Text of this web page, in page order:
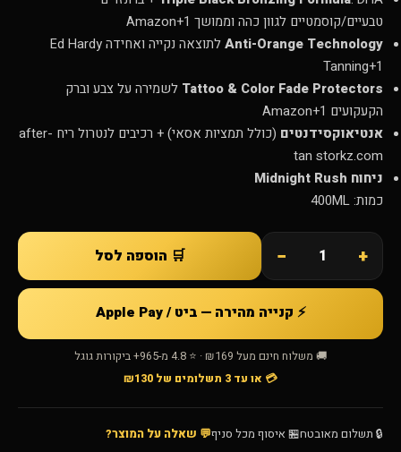
טבעיים/קוסמטיים לגוון כהה וממושך
Amazon+1
Anti-Orange Technologyלתוצאה נקייה ואחידהEd Hardy
Tanning+1
Tattoo & Color Fade Protectors לשמירה על צבע וברק
הקעקועים
Amazon+1
אנטיאוקסידנטים
(כולל תמציות אסאי) + רכיבים לנטרול ריח after-
tan storkz.com
ניחוח Midnight Rush
כמות: 400ML
+
− 🛒 הוספה לסל
⚡ קנייה מהירה — ביט / Apple Pay
🚚 משלוח חינם מעל ₪169 · ⭐ 4.8 מ-965+ ביקורות גוגל
💳 או עד 3 תשלומים של ₪130
🔒 תשלום מאובטח🏪 איסוף מכל סניף💬 שאלה על המוצר?